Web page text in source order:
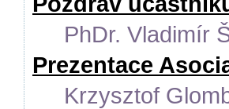
PhDr. Vladimír
Prezentace
Krzysztof